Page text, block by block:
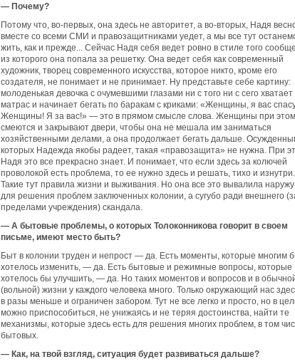
— Почему?
Потому что, во-первых, она здесь не авторитет, а во-вторых, Надя
вместе со всеми СМИ и правозащитниками уедет, а мы все тут
жить, как и прежде... Сейчас Надя себя ведет ровно в стиле того
из которого она попала за решетку. Она ведет себя как современный
художник, творец современного искусства, которое никто, кроме его
создателя, не понимает и не принимает. Ну представьте себе картину:
молоденькая девочка с очумевшими глазами ни с того ни с сего хватает
матрас и начинает бегать по баракам с криками: «Женщины, я вас
Женщины! Я за вас!» — это в прямом смысле слова. Женщины при этом
смеются и закрывают двери, чтобы она не мешала им заниматься
хозяйственными делами, а она продолжает бегать дальше.
которых Надежда якобы радеет, такая «правозащита» не нужна. При
Надя это все прекрасно знает. И понимает, что если здесь за колючей
проволокой есть проблема, то ее нужно здесь и решать, тихо и изнутри.
Такие тут правила жизни и выживания. Но она все это вывалила
для решения проблем заключенных колонии, а сугубо ради внешнего
пределами учреждения) скандала.
— А бытовые проблемы, о которых Толоконникова говорит в своем
письме, имеют место быть?
Быт в колонии труден и непрост — да. Есть моменты, которые многим
хотелось изменить, — да. Есть бытовые и режимные вопросы, которые
хотелось бы улучшить, — да. Но таких моментов и вопросов и в
(вольной) жизни у каждого человека много. Только окружающий нас
в разы меньше и ограничен забором. Тут не все легко и просто, но в
можно приспособиться, не унижаясь и не теряя достоинства, найти те
механизмы, которые здесь есть для решения многих проблем, в том
бытовых.
— Как, на твой взгляд, ситуация будет развиваться дальше?